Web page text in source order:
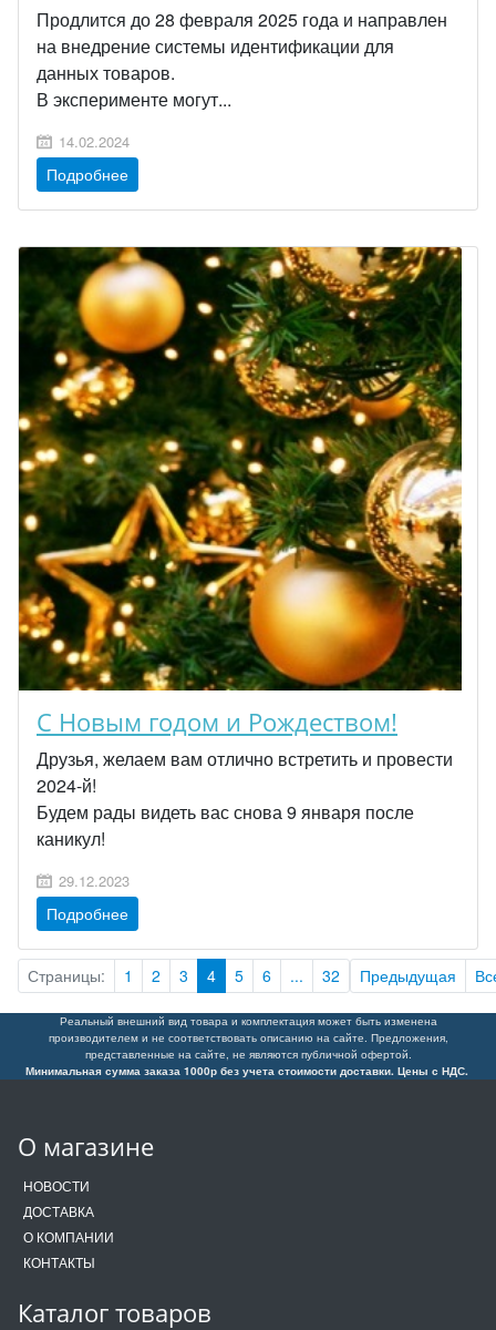
Продлится до 28 февраля 2025 года и направлен
на внедрение системы идентификации для
данных товаров.
В эксперименте могут...
14.02.2024
Подробнее
С Новым годом и Рождеством!
Друзья, желаем вам отлично встретить и провести
2024-й!
Будем рады видеть вас снова 9 января после
каникул!
29.12.2023
Подробнее
Страницы: 1 2 3 4 5 6 ... 32 Предыдущая
Реальный внешний вид товара и комплектация может быть изменена
производителем и не соответствовать описанию на сайте. Предложения,
представленные на сайте, не являются публичной офертой.
Минимальная сумма заказа 1000р без учета стоимости доставки. Цены с НДС.
О магазине
НОВОСТИ
ДОСТАВКА
О КОМПАНИИ
КОНТАКТЫ
Каталог товаров